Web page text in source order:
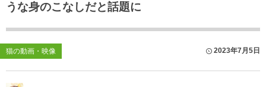
うな身のこなしだと話題に
猫の動画・映像 2023年7月5日
猫のフリー写真素材